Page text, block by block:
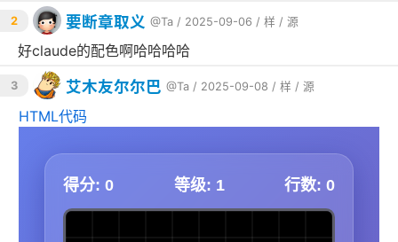
2 要断章取义 @Ta / 2025-09-06 / 样 / 源
好claude的配色啊哈哈哈哈
3 艾木友尔尔巴 @Ta / 2025-09-08 / 样 / 源
HTML代码